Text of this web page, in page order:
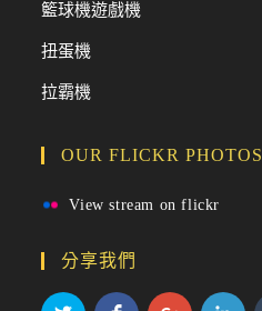
籃球機遊戲機
扭蛋機
拉霸機
OUR FLICKR PHOTOS
View stream on flickr
分享我們